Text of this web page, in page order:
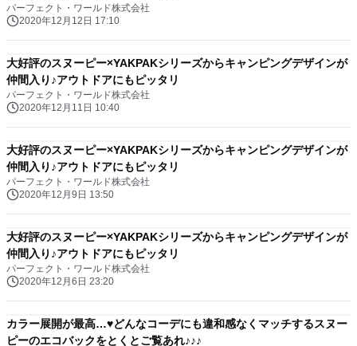
パーフェクト・ワールド株式会社
2020年12月12日 17:10
大好評のスヌーピー×YAKPAKシリーズからキャンピングデザインが
仲間入り♪アウトドアにもピッタリ
パーフェクト・ワールド株式会社
2020年12月11日 10:40
大好評のスヌーピー×YAKPAKシリーズからキャンピングデザインが
仲間入り♪アウトドアにもピッタリ
パーフェクト・ワールド株式会社
2020年12月9日 13:50
大好評のスヌーピー×YAKPAKシリーズからキャンピングデザインが
仲間入り♪アウトドアにもピッタリ
パーフェクト・ワールド株式会社
2020年12月6日 23:20
カラー展開が最高…♥どんなコーデにも違和感なくマッチするスヌー
ピーのエコバックをとくとご覧あれ♪♪♪